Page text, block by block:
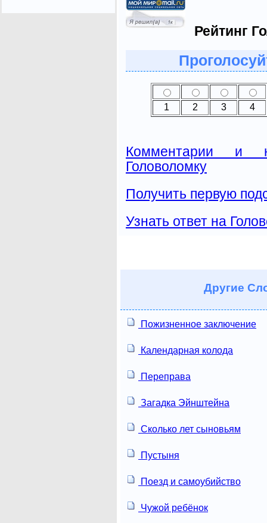
Рейтинг
1 2 3 4
Комментарии и
Головоломку
Получить первую
Узнать ответ на
Другие
Пожизненное заключение
Календарная колода
Переправа
Загадка Эйнштейна
Сколько лет сыновьям
Пустыня
Поезд и самоубийство
Чужой ребёнок